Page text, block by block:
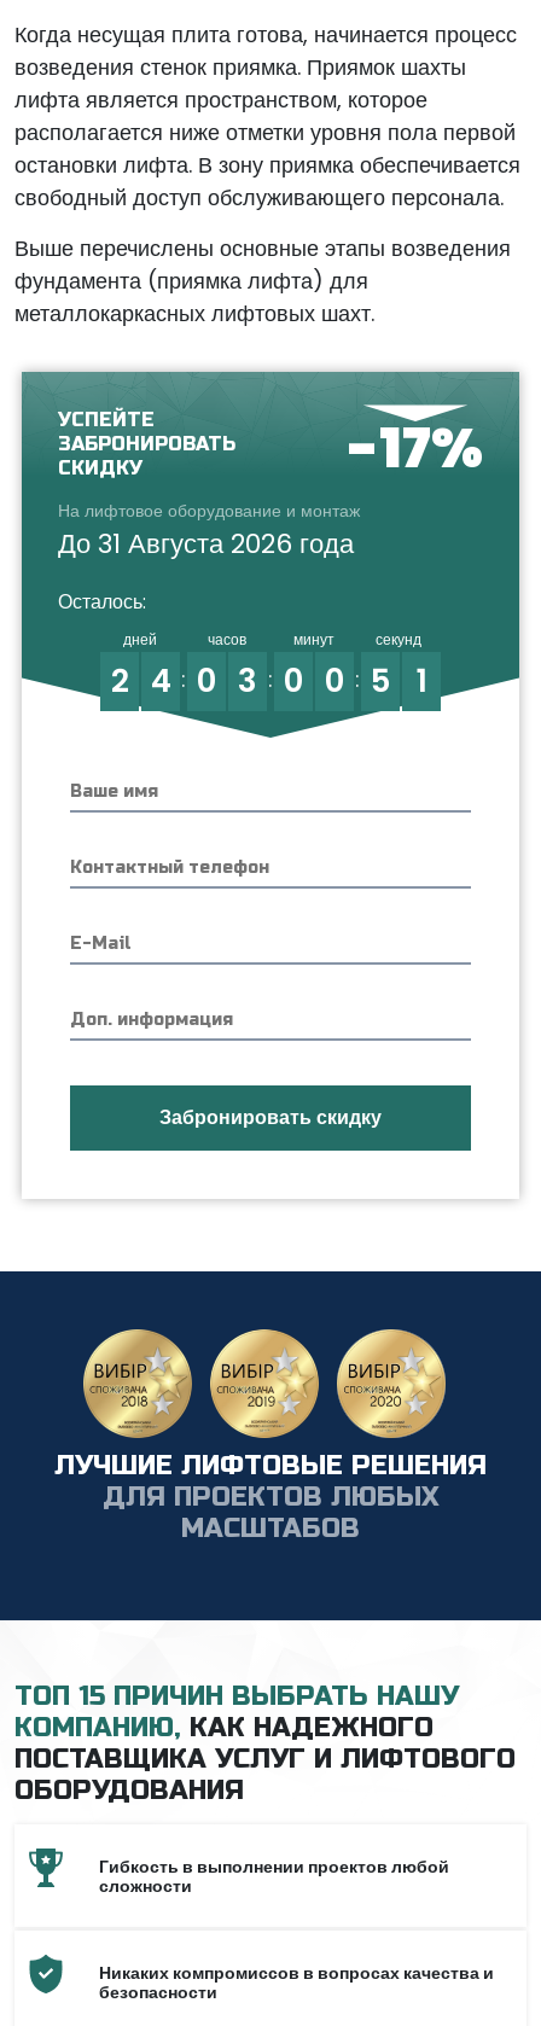
Когда несущая плита готова, начинается процесс
возведения стенок приямка. Приямок шахты
лифта является пространством, которое
располагается ниже отметки уровня пола первой
остановки лифта. В зону приямка обеспечивается
свободный доступ обслуживающего персонала.
Выше перечислены основные этапы возведения
фундамента (приямка лифта) для
металлокаркасных лифтовых шахт.
УСПЕЙТЕ
ЗАБРОНИРОВАТЬ
СКИДКУ
-17%
На лифтовое оборудование и монтаж
До 31 Августа 2026 года
Осталось:
дней
2 4
часов
0 3
минут
0 0
секунд
5 1
ЛУЧШИЕ ЛИФТОВЫЕ РЕШЕНИЯ
ДЛЯ ПРОЕКТОВ ЛЮБЫХ
МАСШТАБОВ
ТОП 15 ПРИЧИН ВЫБРАТЬ НАШУ
КОМПАНИЮ, КАК НАДЕЖНОГО
ПОСТАВЩИКА УСЛУГ И ЛИФТОВОГО
ОБОРУДОВАНИЯ
Гибкость в выполнении проектов любой
сложности
Никаких компромиссов в вопросах качества и
безопасности